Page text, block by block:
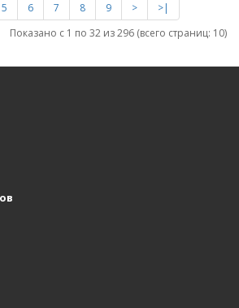
5 6 7 8 9 >
>|
Показано с 1 по 32 из 296 (всего страниц: 10)